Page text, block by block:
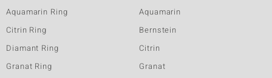
Aquamarin Ring
Citrin Ring
Diamant Ring
Granat Ring
Aquamarin
Bernstein
Citrin
Granat